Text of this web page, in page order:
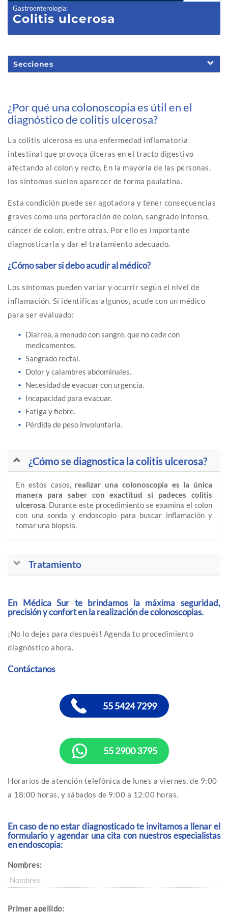
Gastroenterología:
Colitis ulcerosa
Secciones
¿Por qué una colonoscopia es útil en el
diagnóstico de colitis ulcerosa?
La colitis ulcerosa es una enfermedad inflamatoria
intestinal que provoca úlceras en el tracto digestivo
afectando al colon y recto. En la mayoría de las personas,
los síntomas suelen aparecer de forma paulatina.
Esta condición puede ser agotadora y tener consecuencias
graves como una perforación de colon, sangrado intenso,
cáncer de colon, entre otras. Por ello es importante
diagnosticarla y dar el tratamiento adecuado.
¿Cómo saber si debo acudir al médico?
Los síntomas pueden variar y ocurrir según el nivel de
inflamación. Si identificas algunos, acude con un médico
para ser evaluado:
Diarrea, a menudo con sangre, que no cede con
medicamentos.
Sangrado rectal.
Dolor y calambres abdominales.
Necesidad de evacuar con urgencia.
Incapacidad para evacuar.
Fatiga y fiebre.
Pérdida de peso involuntaria.
¿Cómo se diagnostica la colitis ulcerosa?
En estos casos, realizar una colonoscopia es la única
manera para saber con exactitud si padeces colitis
ulcerosa. Durante este procedimiento se examina el colon
con una sonda y endoscopio para buscar inflamación y
tomar una biopsia.
Tratamiento
En Médica Sur te brindamos la máxima seguridad,
precisión y confort en la realización de colonoscopias.
¡No lo dejes para después! Agenda tu procedimiento
diagnóstico ahora.
Contáctanos
55 5424 7299
55 2900 3795
Horarios de atención telefónica de lunes a viernes, de 9:00
a 18:00 horas, y sábados de 9:00 a 12:00 horas.
En caso de no estar diagnosticado te invitamos a llenar el
formulario y agendar una cita con nuestros especialistas
en endoscopia:
Nombres:
Primer apellido: